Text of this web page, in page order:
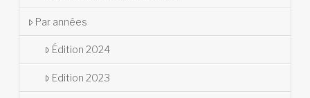
Par années
Édition 2024
Edition 2023